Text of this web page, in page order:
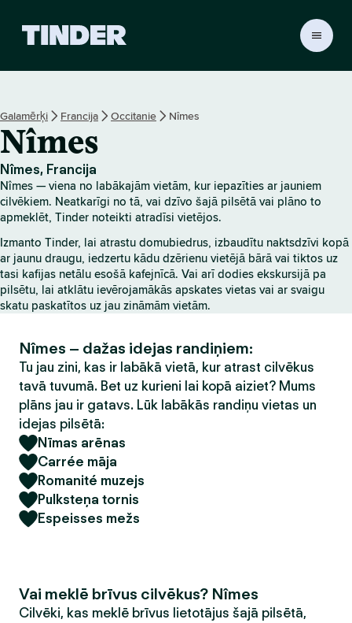
r
u
m
l
p
a
Galamērķi Francija Occitanie Nîmes
Nîmes
Nîmes, Francija
Nîmes — viena no labākajām vietām, kur iepazīties ar jauniem
cilvēkiem. Neatkarīgi no tā, vai dzīvo šajā pilsētā vai plāno to
apmeklēt, Tinder noteikti atradīsi vietējos.
Izmanto Tinder, lai atrastu domubiedrus, izbaudītu naktsdzīvi kopā
ar jaunu draugu, iedzertu kādu dzērienu vietējā bārā vai tiktos uz
tasi kafijas netālu esošā kafejnīcā. Vai arī dodies ekskursijā pa
pilsētu, lai atklātu ievērojamākās apskates vietas vai ar svaigu
skatu paskatītos uz jau zināmām vietām.
Nîmes – dažas idejas randiņiem:
Tu jau zini, kas ir labākā vietā, kur atrast cilvēkus
tavā tuvumā. Bet uz kurieni lai kopā aiziet? Mums
plāns jau ir gatavs. Lūk labākās randiņu vietas un
idejas pilsētā:
Nīmas arēnas
Carrée māja
Romanité muzejs
Pulksteņa tornis
Espeisses mežs
Vai meklē brīvus cilvēkus? Nîmes
Cilvēki, kas meklē brīvus lietotājus šajā pilsētā,